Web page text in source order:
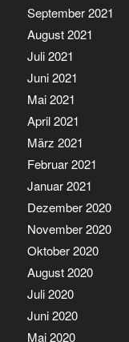
September 2021
August 2021
Juli 2021
Juni 2021
Mai 2021
April 2021
März 2021
Februar 2021
Januar 2021
Dezember 2020
November 2020
Oktober 2020
August 2020
Juli 2020
Juni 2020
Mai 2020